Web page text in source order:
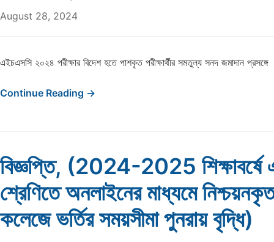
August 28, 2024
এইচএসসি ২০২৪ পরীক্ষার বিদেশ হতে পাশকৃত পরীক্ষার্থীর সমতুল্য সনদ জমাদান প্রসঙ্গে
Continue Reading →
বিজ্ঞপ্তি, (2024-2025 শিক্ষাবর্ষে
শ্রেণিতে অনলাইনের মাধ্যমে নিশ্চয়নকৃত
কলেজে ভর্তির সময়সীমা পুনরায় বৃদ্ধি)